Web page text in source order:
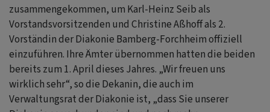
zusammengekommen, um Karl-Heinz Seib als
Vorstandsvorsitzenden und Christine Aßhoff als 2.
Vorständin der Diakonie Bamberg-Forchheim offiziell
einzuführen. Ihre Ämter übernommen hatten die beiden
bereits zum 1. April dieses Jahres. „Wir freuen uns
wirklich sehr“, so die Dekanin, die auch im
Verwaltungsrat der Diakonie ist, „dass Sie unserer